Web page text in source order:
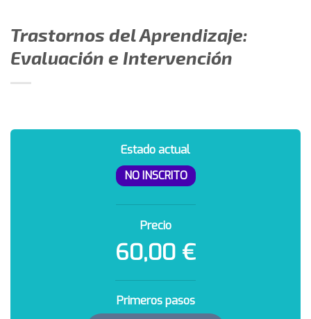
Trastornos del Aprendizaje:
Evaluación e Intervención
Estado actual
NO INSCRITO
Precio
60,00 €
Primeros pasos